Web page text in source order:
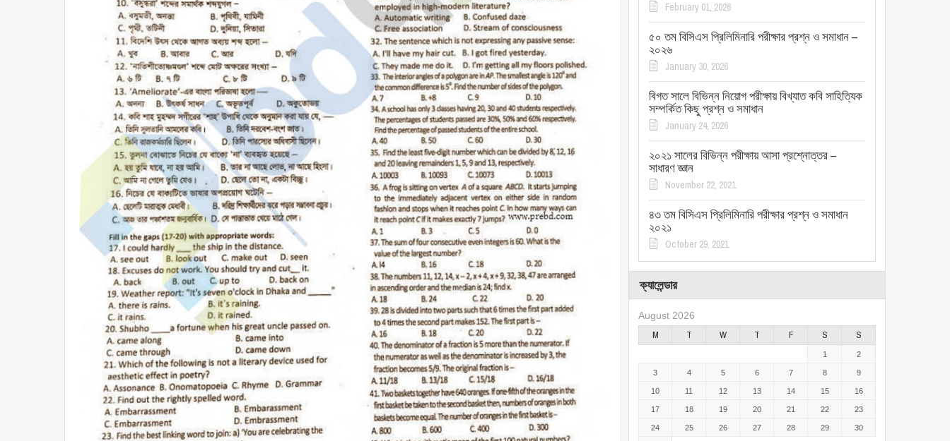
February 01, 2026
৫০ তম বিসিএস প্রিলিমিনারি পরীক্ষার প্রশ্ন ও সমাধান –
২০২৬
January 30, 2026
বিগত সালে বিভিন্ন নিয়োগ পরীক্ষায় বিখ্যাত কবি সাহিত্যিক
সম্পর্কিত কিছু প্রশ্ন ও সমাধান
January 24, 2026
২০২১ সালের বিভিন্ন পরীক্ষায় আসা প্রশ্নোত্তর –
সাধারণ জ্ঞান
November 22, 2021
৪৩ তম বিসিএস প্রিলিমিনারি পরীক্ষার প্রশ্ন ও সমাধান
২০২১
October 29, 2021
ক্যালেন্ডার
August 2026
M T W T F S S
1 2
3 4 5 6 7 8 9
10 11 12 13 14 15 16
17 18 19 20 21 22 23
24 25 26 27 28 29 30